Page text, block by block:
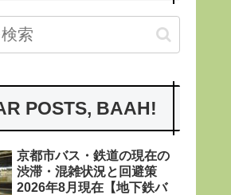
POSTS, BAAH!
京都市バス・鉄道の現在の
渋滞・混雑状況と回避策
2026年8月現在【地下鉄バ